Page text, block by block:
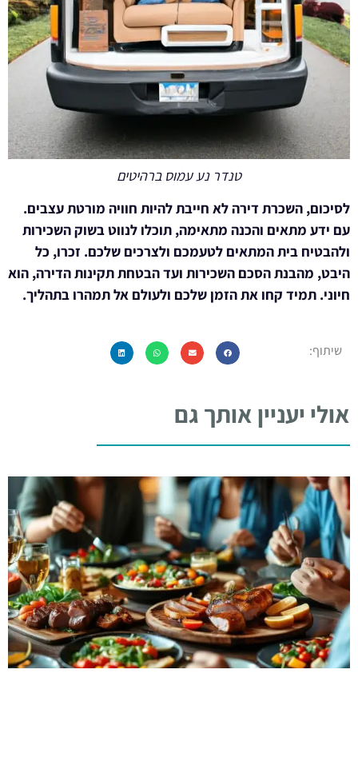
טנדר נע עמוס ברהיטים
לסיכום, השכרת דירה לא חייבת להיות חוויה מורטת עצבים.
עם ידע מתאים והכנה מתאימה, תוכלו לנווט בשוק השכירות
ולהבטיח בית המתאים לטעמכם ולצרכים שלכם. זכרו, כל
היבט, מהבנת הסכם השכירות ועד הבטחת תקינות הדירה, הוא
חיוני. תמיד קחו את הזמן שלכם ולעולם אל תמהרו בתהליך.
שיתוף:
אולי יעניין אותך גם